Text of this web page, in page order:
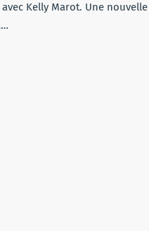
Kelly Marot. Une nouvelle